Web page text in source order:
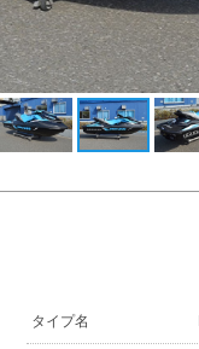
タイプ名